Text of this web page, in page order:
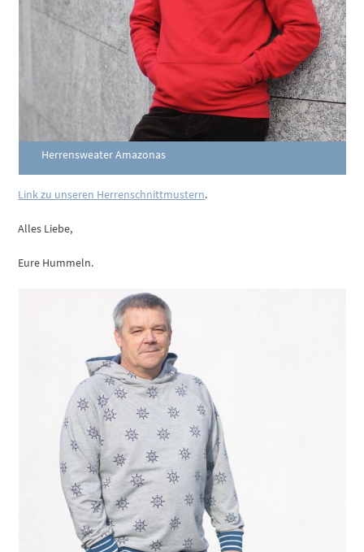
Herrensweater Amazonas
Link zu unseren Herrenschnittmustern.
Alles Liebe,
Eure Hummeln.